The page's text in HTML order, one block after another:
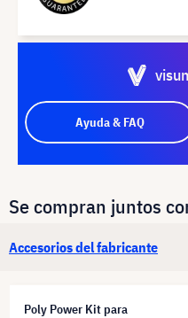
Ayuda & FAQ
Se compran juntos
Accesorios del fabricante
Poly Power Kit para